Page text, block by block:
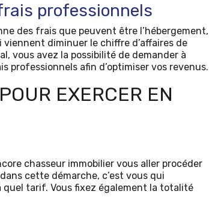
professionnels
des frais que peuvent être l’hébergement,
diminuer le chiffre d’affaires de
vous avez la possibilité de demander à
professionnels afin d’optimiser vos revenus.
EXERCER EN
chasseur immobilier vous aller procéder
cette démarche, c’est vous qui
tarif. Vous fixez également la totalité